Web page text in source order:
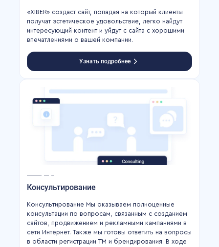
«XIBER» создаст сайт, попадая на который клиенты
получат эстетическое удовольствие, легко найдут
интересующий контент и уйдут с сайта с хорошими
впечатлениями о вашей компании.
Узнать подробнее
Консультирование
Консультирование Мы оказываем полноценные
консультации по вопросам, связанным с созданием
сайтов, продвижением и рекламными кампаниями в
сети Интернет. Также мы готовы ответить на вопросы
в области регистрации ТМ и брендирования. В ходе